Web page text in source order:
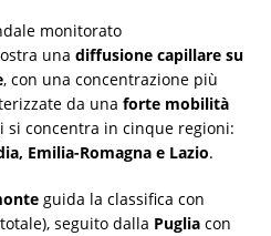
monitorato
una diffusione capillare su
, con una concentrazione più
da una forte mobilità
si concentra in cinque regioni:
Emilia-Romagna e Lazio.
guida la classifica con
seguito dalla Puglia con